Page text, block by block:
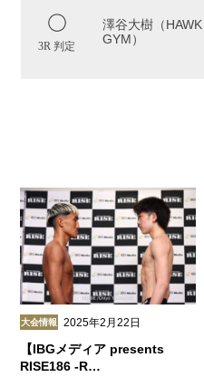
3R 判定
澤谷大樹（HAWK
GYM）
大会情報 2025年2月22日
【IBGメディア presents
RISE186 -R…